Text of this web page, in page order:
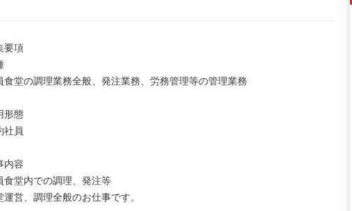
要項
食堂の調理業務全般、発注業務、労務管理等の管理業務
形態
社員
内容
食堂内での調理、発注等
運営、調理全般のお仕事です。